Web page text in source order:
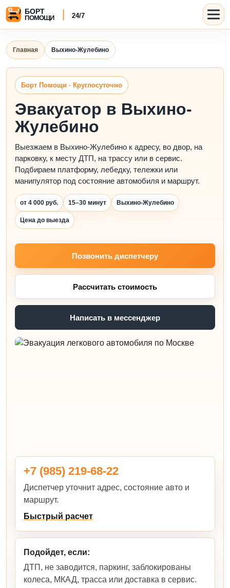
Главная Выхино-Жулебино
Борт Помощи · Круглосуточно
Эвакуатор в Выхино-
Жулебино
Выезжаем в Выхино-Жулебино к адресу, во двор, на
парковку, к месту ДТП, на трассу или в сервис.
Подбираем платформу, лебедку, тележки или
манипулятор под состояние автомобиля и маршрут.
от 4 000 руб. 15–30 минут Выхино-Жулебино
Цена до выезда
Позвонить диспетчеру
Рассчитать стоимость
Написать в мессенджер
+7 (985) 219-68-22
Диспетчер уточнит адрес, состояние авто и
маршрут.
Быстрый расчет
Подойдет, если:
ДТП, не заводится, паркинг, заблокированы
колеса, МКАД, трасса или доставка в сервис.